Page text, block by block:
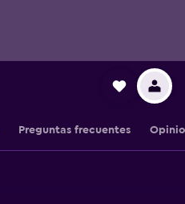
Preguntas frecuentes